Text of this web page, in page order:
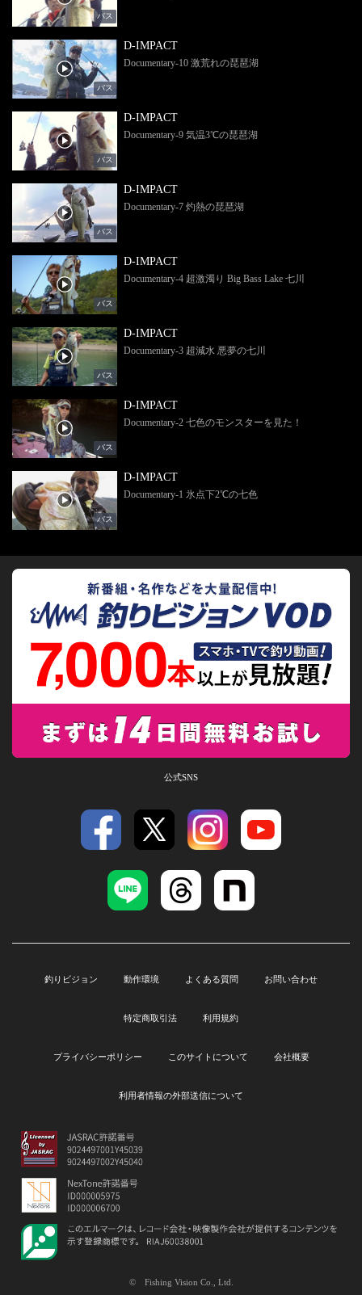
バス
バス
D-IMPACT
Documentary-10 激荒れの琵琶湖
バス
D-IMPACT
Documentary-9 気温3℃の琵琶湖
バス
D-IMPACT
Documentary-7 灼熱の琵琶湖
バス
D-IMPACT
Documentary-4 超激濁り Big Bass Lake 七川
バス
D-IMPACT
Documentary-3 超減水 悪夢の七川
バス
D-IMPACT
Documentary-2 七色のモンスターを見た！
バス
D-IMPACT
Documentary-1 氷点下2℃の七色
公式SNS
釣りビジョン 動作環境 よくある質問 お問い合わせ
特定商取引法 利用規約
プライバシーポリシー このサイトについて 会社概要
利用者情報の外部送信について
© Fishing Vision Co., Ltd.